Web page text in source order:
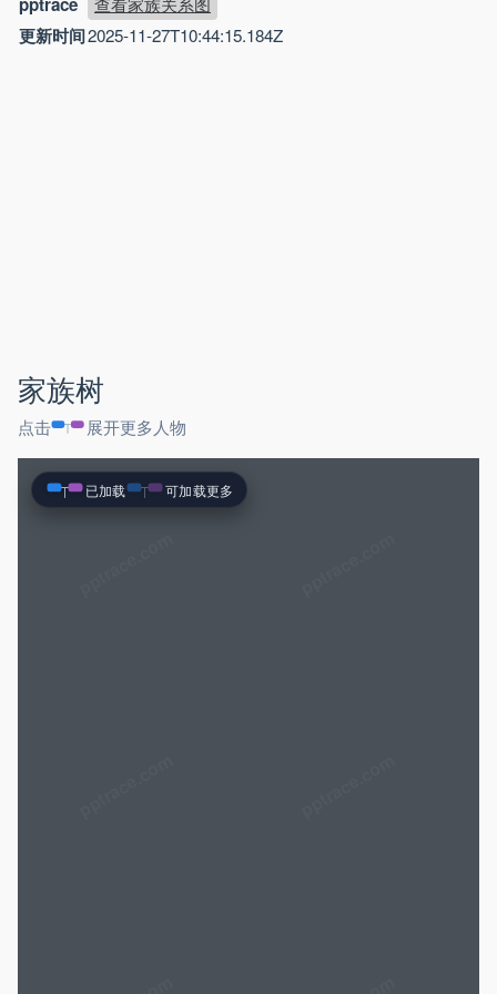
更新时间2025-11-27T10:44:15.184Z
家族树
点击 展开更多人物
已加载 可加载更多